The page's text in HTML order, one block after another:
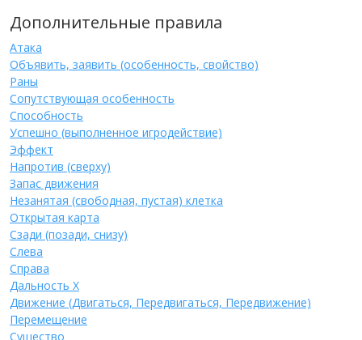
Дополнительные правила
Атака
Объявить, заявить (особенность, свойство)
Раны
Сопутствующая особенность
Способность
Успешно (выполненное игродействие)
Эффект
Напротив (сверху)
Запас движения
Незанятая (свободная, пустая) клетка
Открытая карта
Сзади (позади, снизу)
Слева
Справа
Дальность Х
Движение (Двигаться, Передвигаться, Передвижение)
Перемещение
Существо